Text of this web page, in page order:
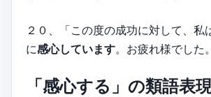
２０、「この度の成功に対して、私
に感心しています。お疲れ様でした
「感心する」の類語表